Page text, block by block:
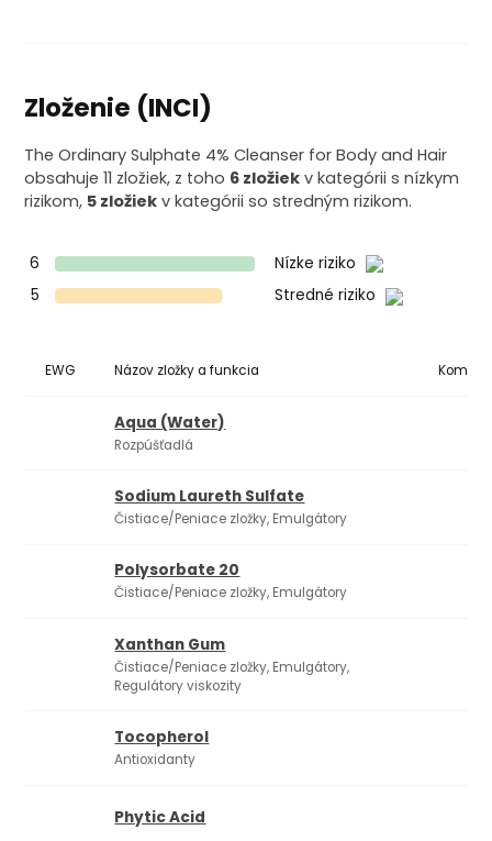
Zloženie (INCI)
The Ordinary Sulphate 4% Cleanser for Body and Hair
obsahuje 11 zložiek, z toho 6 zložiek v kategórii s nízkym
rizikom, 5 zložiek v kategórii so stredným rizikom.
6
Nízke riziko
5
Stredné riziko
EWG Názov zložky a funkcia
Aqua (Water)
Rozpúšťadlá
Sodium Laureth Sulfate
Čistiace/Peniace zložky, Emulgátory
Polysorbate 20
Čistiace/Peniace zložky, Emulgátory
Xanthan Gum
Čistiace/Peniace zložky, Emulgátory,
Regulátory viskozity
Tocopherol
Antioxidanty
Phytic Acid